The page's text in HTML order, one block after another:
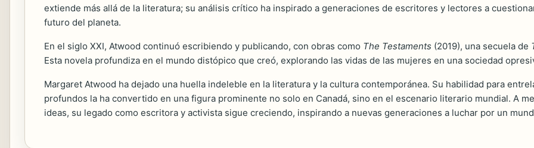
extiende más allá de la literatura; su análisis crítico ha inspirado a generaciones de escritores y lectores a
futuro del planeta.
En el siglo XXI, Atwood continuó escribiendo y publicando, con obras como The Testaments (2019), una secuela de
Esta novela profundiza en el mundo distópico que creó, explorando las vidas de las mujeres en una sociedad
Margaret Atwood ha dejado una huella indeleble en la literatura y la cultura contemporánea. Su habilidad para
profundos la ha convertido en una figura prominente no solo en Canadá, sino en el escenario literario mundial. A
ideas, su legado como escritora y activista sigue creciendo, inspirando a nuevas generaciones a luchar por un